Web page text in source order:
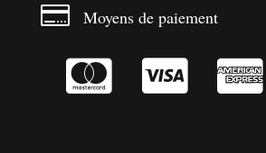
 Moyens de paiement
  